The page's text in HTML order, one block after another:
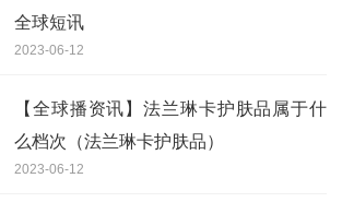
全球短讯
2023-06-12
【全球播资讯】法兰琳卡护肤品属于什
么档次（法兰琳卡护肤品）
2023-06-12